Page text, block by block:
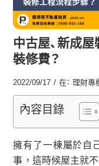
中古屋、新成
裝修費？
2022/09/17 / 在：理財專
內容目錄
擁有了一棟屬於自
事，這時候屋主就